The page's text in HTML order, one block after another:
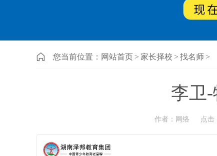
您当前位置： 网站首页 > 家长择校 > 找名师 >
李卫
作者：网络 点击